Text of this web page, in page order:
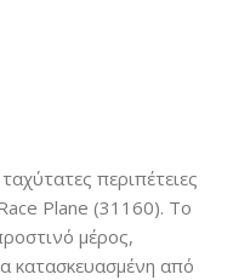
περιπέτειες
Plane (31160). Το
μέρος,
κατασκευασμένη από